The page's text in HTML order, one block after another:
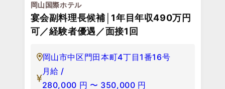
岡山国際ホテル
宴会副料理長候補│1年目年収490万円
可／経験者優遇／面接1回
岡山市中区門田本町4丁目1番16号
月給 /
280,000 円 〜 350,000 円